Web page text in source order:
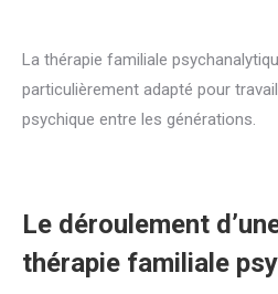
La thérapie familiale
particulièrement adapté pour
psychique entre les générations.
Le déroulement
thérapie familiale